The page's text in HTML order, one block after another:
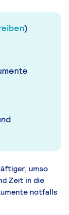
)
umso
Zeit in die
notfalls